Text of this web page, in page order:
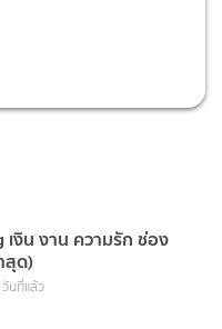
เงิน งาน ความรัก ช่อง
สุด)
นที่แล้ว